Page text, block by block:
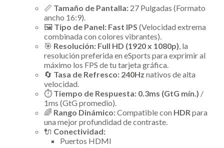
📏 Tamaño de Pantalla: 27 Pulgadas (Formato
ancho 16:9).
🖼️ Tipo de Panel: Fast IPS (Velocidad extrema
combinada con colores vibrantes).
🎯 Resolución: Full HD (1920 x 1080p), la
resolución preferida en eSports para exprimir al
máximo los FPS de tu tarjeta gráfica.
🔄 Tasa de Refresco: 240Hz nativos de alta
velocidad.
⏱️ Tiempo de Respuesta: 0.3ms (GtG mín.) /
1ms (GtG promedio).
🌈 Rango Dinámico:Compatible con HDR para
una mejor profundidad de contraste.
🔌 Conectividad:
Puertos HDMI